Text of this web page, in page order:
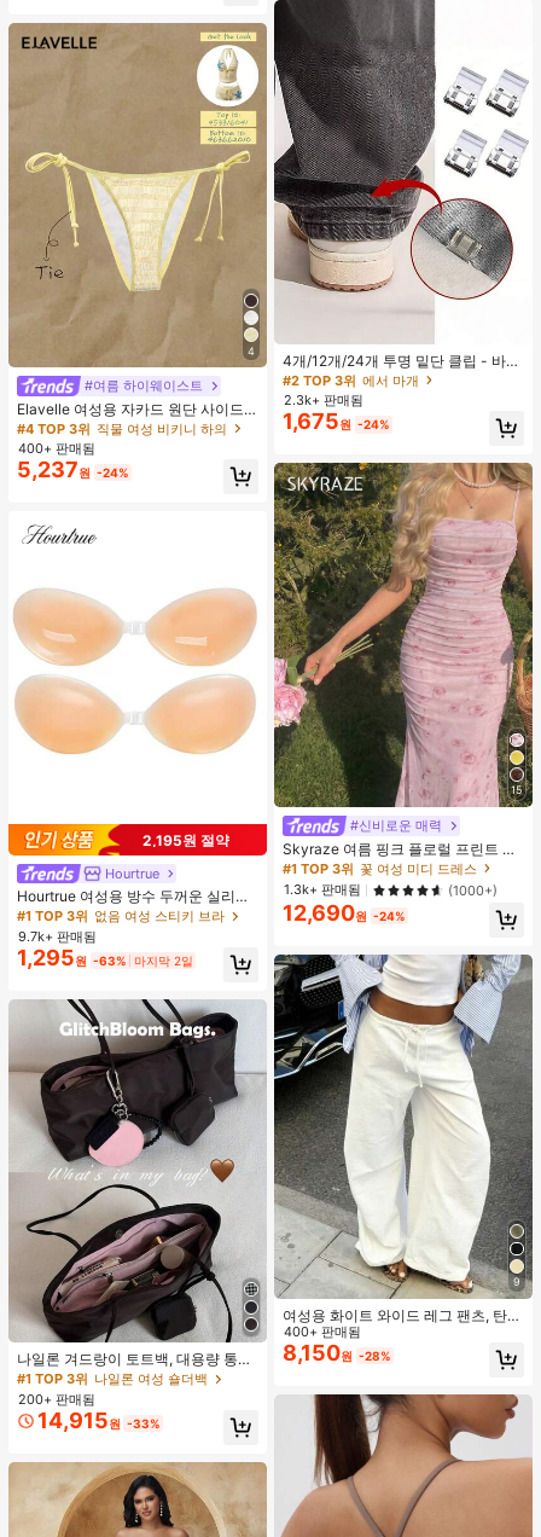
어졌습니다. 여성과 소녀에게 완벽하
며, 가을과 겨울에 이상적입니다.
4
#여름 하이웨이스트
Elavelle 여성용 자카드 원단 사이드
타이 비키니 하의, 봄/여름
#4 TOP 3위 직물 여성 비키니 하의
400+ 판매됨
5,237원 -24%
2,195원 절약
Hourtrue
Hourtrue 여성용 방수 두꺼운 실리콘
가슴 페탈, 작은 가슴 리프트업 & 푸시
인용, 웨딩 촬영 및 들러리용
#1 TOP 3위 없음 여성 스티키 브라
9.7k+ 판매됨
1,295원 -63% 마지막 2일
나일론 겨드랑이 토트백, 대용량 통근
숄더백, 작은 메이크업 백 포함, 펜던
트 미포함, 가벼운 일상 핸드백 (펜던
트 미포함)
#1 TOP 3위 나일론 여성 숄더백
200+ 판매됨
14,915원 -33%
4개/12개/24개 투명 밑단 클립 - 바지
밑단 끌림 방지를 위한 심리스 무봉제
조절기, 의류 수선 및 깔끔한 바지 길
이 맞춤을 위한 숨겨진 밑단 조절 클립
(랜덤 색상)
#2 TOP 3위 에서 마개
2.3k+ 판매됨
1,675원 -24%
15
#신비로운 매력
Skyraze 여름 핑크 플로럴 프린트 주
름 메쉬 캐미 롱 드레스, 여름 드레스,
봄 옷
#1 TOP 3위 꽃 여성 미디 드레스
1.3k+ 판매됨
(1000+)
12,690원 -24%
9
여성용 화이트 와이드 레그 팬츠, 탄력
허리 끈, 루즈 릴랙스 핏, 가벼운 통기
성 캐주얼 바지, 여름 봄, 해변
400+ 판매됨
8,150원 -28%